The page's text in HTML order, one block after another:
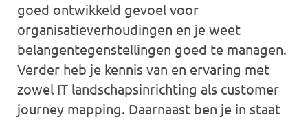
goed ontwikkeld gevoel voor
organisatieverhoudingen en je weet
belangentegenstellingen goed te managen.
Verder heb je kennis van en ervaring met
zowel IT landschapsinrichting als customer
journey mapping. Daarnaast ben je in staat